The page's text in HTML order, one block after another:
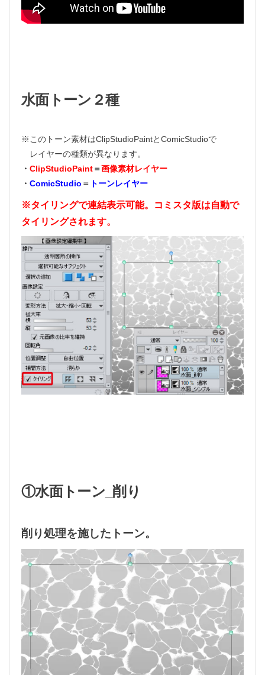
水面トーン２種
※このトーン素材はClipStudioPaintとComicStudioで
レイヤーの種類が異なります。
・ ClipStudioPaint＝画像素材レイヤー
・ ComicStudio ＝ トーンレイヤー
※タイリングで連結表示可能。コミスタ版は自動で
タイリングされます。
①水面トーン_削り
削り処理を施したトーン。